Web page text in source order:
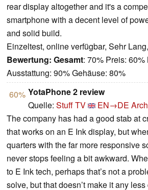
rear display altogether and it's a
smartphone with a decent level of
and solid build.
Einzeltest, online verfügbar, Sehr
Bewertung: Gesamt: 70% Preis:
Ausstattung: 90% Gehäuse: 80%
60% YotaPhone 2 review
Quelle: Stuff TV EN→DE
The company has had a good stab at
that works on an E Ink display, but
quarters with the far more responsive
never stops feeling a bit awkward.
to E Ink tech, perhaps that’s not a
solve, but that doesn’t make it any